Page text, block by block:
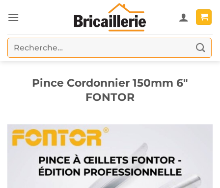
au
Recherche
pour :
Pince Cordonnier 150mm 6″
FONTOR